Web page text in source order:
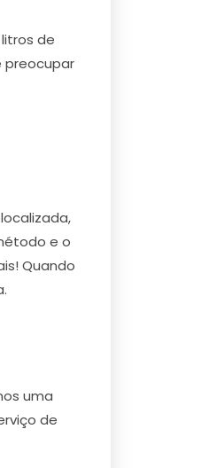
de
preocupar
e o
Quando
uma
de